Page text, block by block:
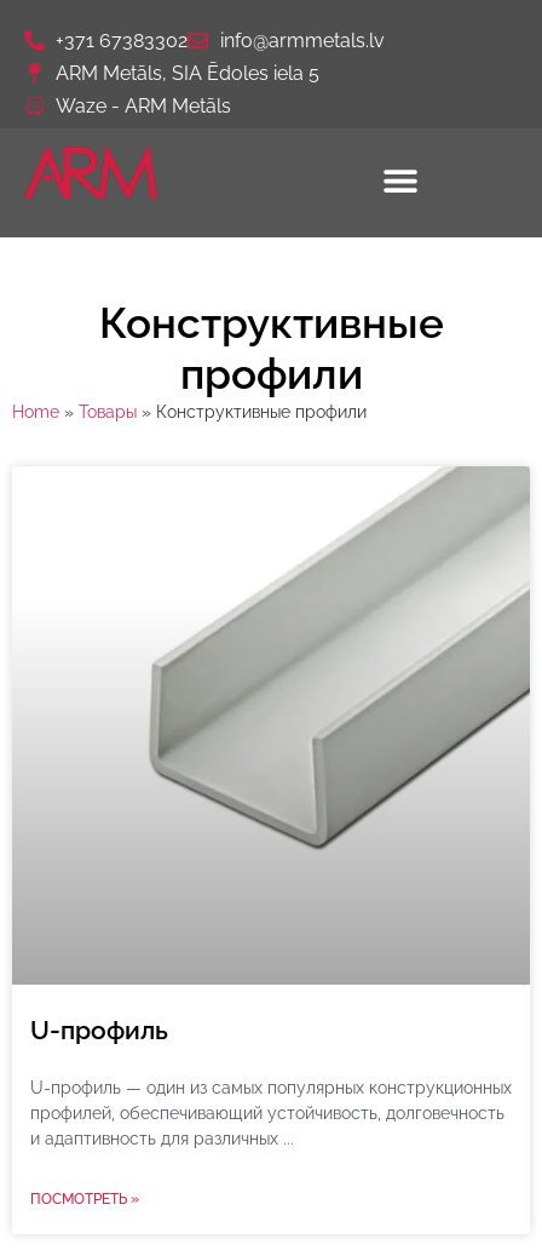
+371 67383302
info@armmetals.lv
ARM Metāls, SIA Ēdoles iela 5
Waze - ARM Metāls
Конструктивные
профили
Home » Товары » Конструктивные профили
U-профиль
U-профиль — один из самых популярных конструкционных
профилей, обеспечивающий устойчивость, долговечность
и адаптивность для различных
ПОСМОТРЕТЬ »